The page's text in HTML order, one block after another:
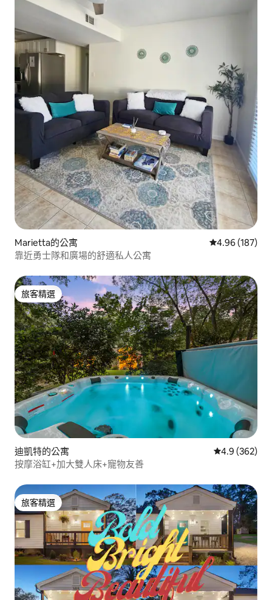
Marietta的公寓 從 187 則評價
4.96 (187)
靠近勇士隊和廣場的舒適私人公寓
旅客精選
旅客精選
迪凱特的公寓 從 362 則評
4.9 (362)
按摩浴缸+加大雙人床+寵物友善
旅客精選
旅客精選